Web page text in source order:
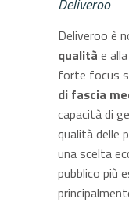
Deliveroo
Deliveroo è
qualità e alla
forte focus
di fascia
capacità di
qualità delle
una scelta
pubblico più